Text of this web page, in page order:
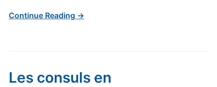
Continue Reading →
Les consuls en